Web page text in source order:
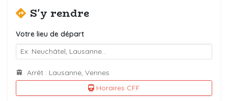
S'y rendre
Votre lieu de départ
Arrêt : Lausanne, Vennes
Horaires CFF